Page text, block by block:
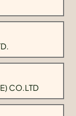
CO.LTD